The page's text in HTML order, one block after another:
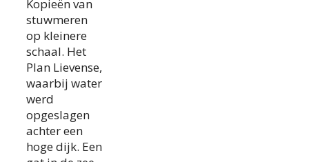
Kopieën van
stuwmeren
op kleinere
schaal. Het
Plan Lievense,
waarbij water
werd
opgeslagen
achter een
hoge dijk. Een